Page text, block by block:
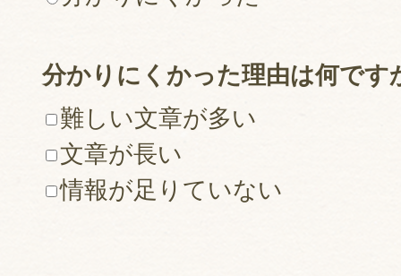
分かりにくかった理由は何です
難しい文章が多い
文章が長い
情報が足りていない